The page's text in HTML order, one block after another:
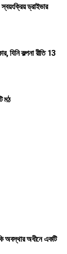
ড্রাইভার
কল্পনা রীতি 13
মঠ
অবস্থার অধীনে একটি